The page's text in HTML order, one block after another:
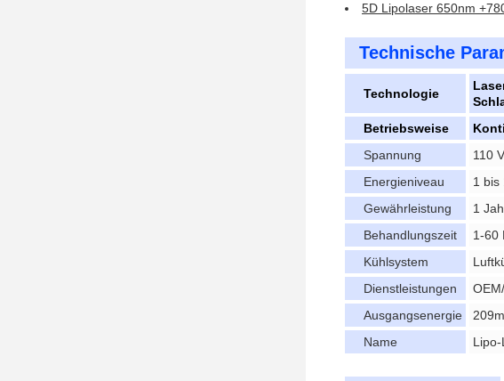
5D Lipolaser 650nm
Technische
Technologie
Betriebsweise
Spannung
110
Energieniveau
1 bis
Gewährleistung
1
Behandlungszeit
1-60
Kühlsystem
Dienstleistungen
Ausgangsenergie
Name